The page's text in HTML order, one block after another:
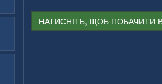
НАТИСНІТЬ, ЩОБ ПОБАЧИТИ